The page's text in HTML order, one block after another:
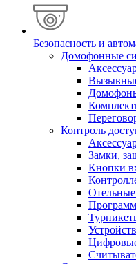
Безопасность и
Домофонные
Контроль
Замки,
Кнопки